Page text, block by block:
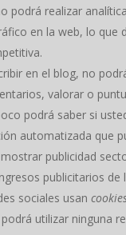
podrá realizar
en la web, lo que
en el blog, no
valorar o
podrá saber si
automatizada que
publicidad
publicitarios de
sociales usan
utilizar ninguna